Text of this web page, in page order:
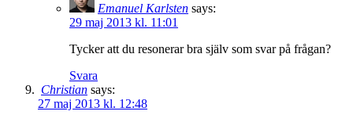
Emanuel Karlsten says:
29 maj 2013 kl. 11:01
Tycker att du resonerar bra själv som svar på frågan?
Svara
Christian says:
27 maj 2013 kl. 12:48